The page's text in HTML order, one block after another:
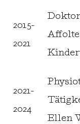
2015-
2021
2021-
2024
Ellen